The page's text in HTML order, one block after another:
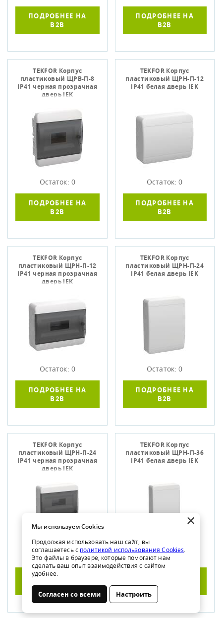
ПОДРОБНЕЕ НА
B2B
ПОДРОБНЕЕ НА
B2B
TEKFOR Корпус
пластиковый ЩРВ-П-8
IP41 черная прозрачная
дверь IEK
Остаток: 0
ПОДРОБНЕЕ НА
B2B
TEKFOR Корпус
пластиковый ЩРН-П-12
IP41 белая дверь IEK
Остаток: 0
ПОДРОБНЕЕ НА
B2B
TEKFOR Корпус
пластиковый ЩРН-П-12
IP41 черная прозрачная
дверь IEK
Остаток: 0
ПОДРОБНЕЕ НА
B2B
TEKFOR Корпус
пластиковый ЩРН-П-24
IP41 белая дверь IEK
Остаток: 0
ПОДРОБНЕЕ НА
B2B
TEKFOR Корпус
пластиковый ЩРН-П-24
IP41 черная прозрачная
дверь IEK
Остаток: 0
ПОДРОБНЕЕ НА
B2B
TEKFOR Корпус
пластиковый ЩРН-П-36
IP41 белая дверь IEK
Остаток: 0
B2B
×
Мы используем Cookies
Продолжая использовать наш сайт, вы
соглашаетесь с политикой использования Cookies.
Это файлы в браузере, которые помогают нам
сделать ваш опыт взаимодействия с сайтом
удобнее.
Согласен со всеми Настроить